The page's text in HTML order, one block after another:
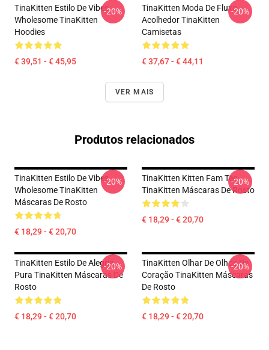
TinaKitten Estilo De Vibes
Wholesome TinaKitten
Hoodies
€ 39,51 - € 45,95
-20%
TinaKitten Moda De Fluxo
Acolhedor TinaKitten
Camisetas
€ 37,67 - € 44,11
-20%
VER MAIS
Produtos relacionados
TinaKitten Estilo De Vibes
Wholesome TinaKitten
Máscaras De Rosto
€ 18,29 - € 20,70
-20%
TinaKitten Kitten Fam Tee
TinaKitten Máscaras De Rosto
€ 18,29 - € 20,70
-20%
TinaKitten Estilo De Alegria
Pura TinaKitten Máscaras De
Rosto
€ 18,29 - € 20,70
-20%
TinaKitten Olhar De Olhos De
Coração TinaKitten Máscaras
De Rosto
€ 18,29 - € 20,70
-20%